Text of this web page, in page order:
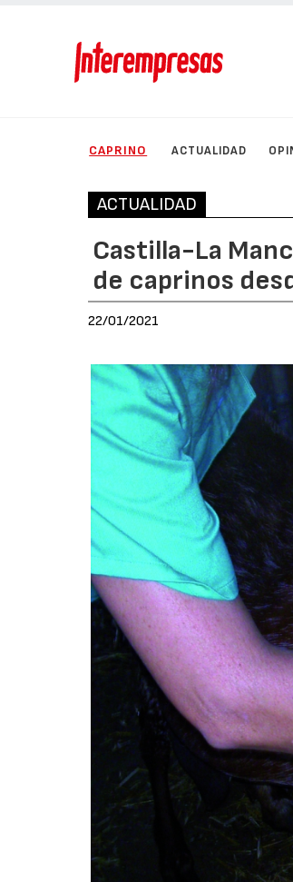
CAPRINO ACTUALIDAD
ACTUALIDAD
Castilla-La
de caprinos
22/01/2021